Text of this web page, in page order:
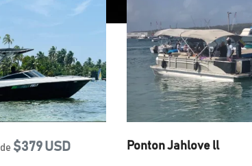
$379 USD Ponton Jahlove ll